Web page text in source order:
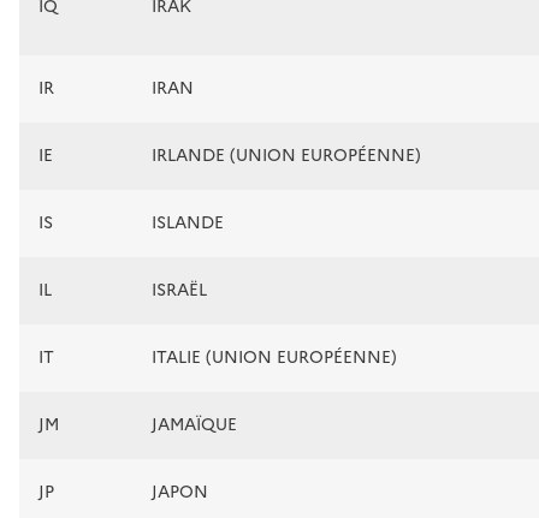
IQ IRAK
IR IRAN
IE IRLANDE (UNION EUROPÉENNE)
IS ISLANDE
IL ISRAËL
IT ITALIE (UNION EUROPÉENNE)
JM JAMAÏQUE
JP JAPON